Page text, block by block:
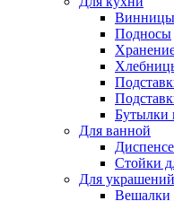
Винницы
Подносы
Бутылки
Для ванной
Стойки
Для украшений
Вешалки